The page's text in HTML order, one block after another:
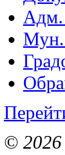
Адм.
Мун.
© 2026